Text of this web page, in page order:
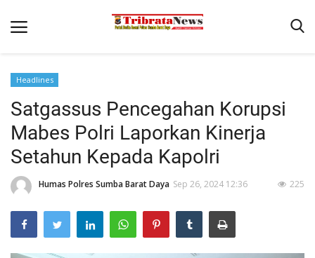
Beranda
Binkam
Terms & Conditions
Reskrim
Giat Ops
Lantas
Headlines
Satgassus Pencegahan Korupsi
Mabes Polri Laporkan Kinerja
Setahun Kepada Kapolri
Humas Polres Sumba Barat Daya Sep 26, 2024 12:36 225